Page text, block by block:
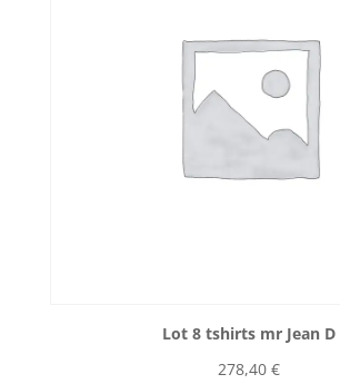
Lot 8 tshirts mr Jean D
278,40 €